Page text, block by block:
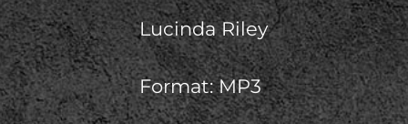
Lucinda Riley
Format: MP3